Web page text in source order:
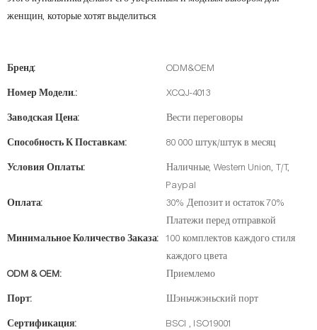
женщин, которые хотят выделиться.
Бренд: ODM&OEM
Номер Модели.: XCQJ-4013
Заводская Цена: Вести переговоры
Способность К Поставкам: 80 000 штук/штук в месяц
Условия Оплаты:
Наличные, Western Union, T/T,
Paypal
Оплата:
30% Депозит и остаток 70%
Платежи перед отправкой
Минимальное Количество Заказа:
100 комплектов каждого стиля
каждого цвета
ODM & OEM:
Приемлемо
Порт: Шэньчжэньский порт
Сертификация: BSCI , ISO19001